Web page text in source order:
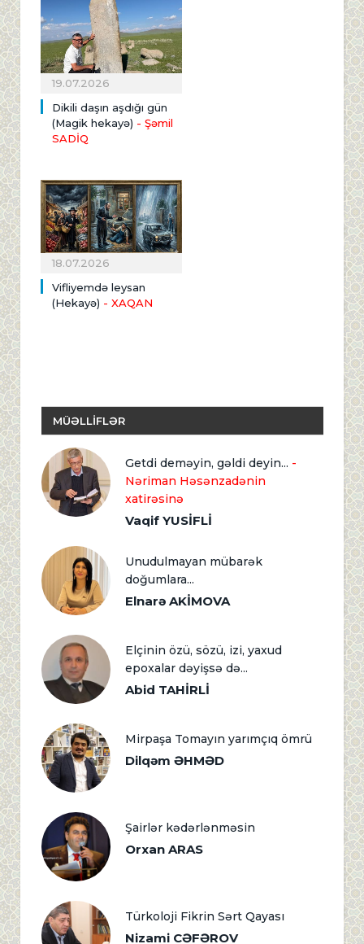
19.07.2026
Dikili daşın aşdığı gün
(Magik hekayə) - Şəmil
SADİQ
18.07.2026
Vifliyemdə leysan
(Hekayə) - XAQAN
MÜƏLLİFLƏR
Getdi deməyin, gəldi deyin... -
Nəriman Həsənzadənin
xatirəsinə
Vaqif YUSİFLİ
Unudulmayan mübarək
doğumlara...
Elnarə AKİMOVA
Elçinin özü, sözü, izi, yaxud
epoxalar dəyişsə də...
Abid TAHİRLİ
Mirpaşa Tomayın yarımçıq ömrü
Dilqəm ƏHMƏD
Şairlər kədərlənməsin
Orxan ARAS
Türkoloji Fikrin Sərt Qayası
Nizami CƏFƏROV